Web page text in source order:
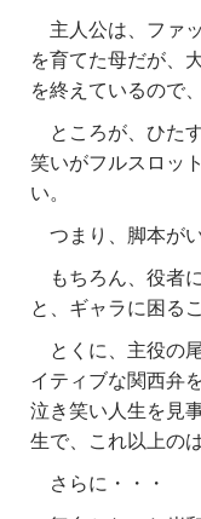
主人公は、ファ
を育てた母だが、
を終えているので
ところが、ひた
笑いがフルスロッ
い。
つまり、脚本が
もちろん、役者
と、ギャラに困る
とくに、主役の
イティブな関西弁
泣き笑い人生を見
生で、これ以上の
さらに・・・